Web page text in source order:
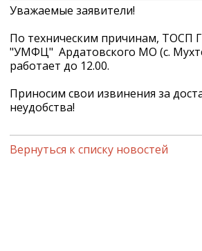
Уважаемые заявители!
По техническим причинам, ТОСП
"УМФЦ" Ардатовского МО (с.
работает до 12.00.
Приносим свои извинения за
неудобства!
Вернуться к списку новостей